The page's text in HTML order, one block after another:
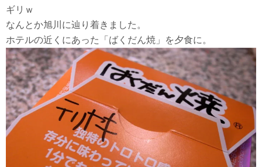
ギリｗ
なんとか旭川に辿り着きました。
ホテルの近くにあった「ばくだん焼」を夕食に。